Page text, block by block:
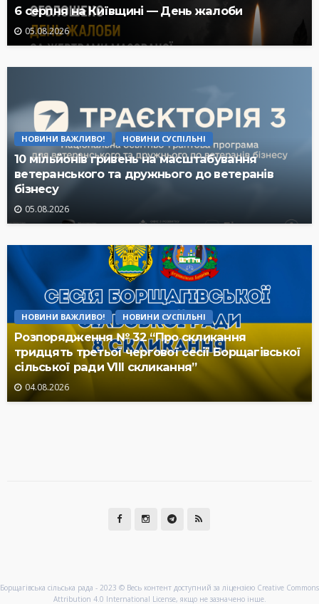
6 серпня на Київщині — День жалоби
05.08.2026
НОВИНИ ВАЖЛИВО! НОВИНИ СУСПІЛЬНІ
10 мільйонів гривень на масштабування
ветеранського та дружнього до ветеранів
бізнесу
05.08.2026
НОВИНИ ВАЖЛИВО! НОВИНИ СУСПІЛЬНІ
Розпорядження № 32 “Про скликання
тридцять третьої чергової сесії Борщагівської
сільської ради VIII скликання”
04.08.2026
Борщагівська сільська рада - 2023 © Весь контент доступний за ліцензією Creative Commons
Attribution 4.0 International License, якщо не зазначено інше.